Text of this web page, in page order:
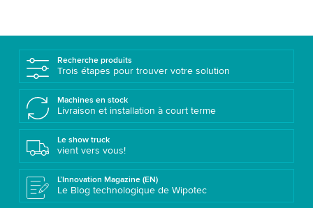
Recherche produits
Trois étapes pour trouver votre solution
Machines en stock
Livraison et installation à court terme
Le show truck
vient vers vous!
L’Innovation Magazine (EN)
Le Blog technologique de Wipotec